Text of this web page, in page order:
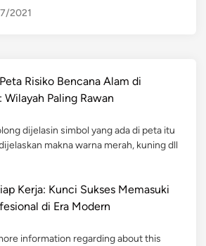
2021
Peta Risiko Bencana Alam di
Wilayah Paling Rawan
dijelasin simbol yang ada di peta itu
makna warna merah, kuning dll
Kerja: Kunci Sukses Memasuki
di Era Modern
information regarding about this